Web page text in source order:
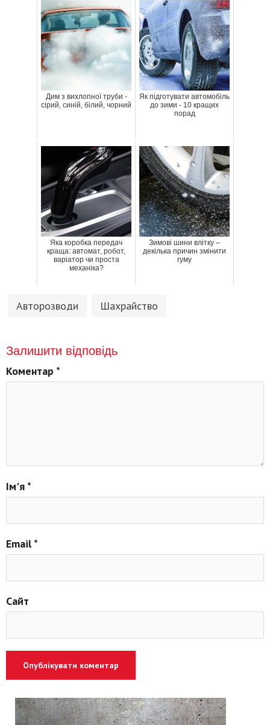
Дим з вихлопної труби -
сірий, синій, білий, чорний
Як підготувати автомобіль
до зими - 10 кращих
порад
Яка коробка передач
краща: автомат, робот,
варіатор чи проста
механіка?
Зимові шини влітку –
декілька причин змінити
гуму
Авторозводи Шахрайство
Залишити відповідь
Коментар *
Ім'я *
Email*
Сайт